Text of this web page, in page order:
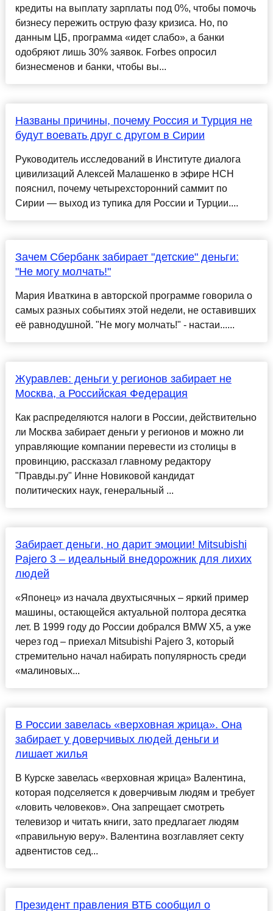
кредиты на выплату зарплаты под 0%, чтобы помочь
бизнесу пережить острую фазу кризиса. Но, по
данным ЦБ, программа «идет слабо», а банки
одобряют лишь 30% заявок. Forbes опросил
бизнесменов и банки, чтобы вы...
Названы причины, почему Россия и Турция не
будут воевать друг с другом в Сирии
Руководитель исследований в Институте диалога
цивилизаций Алексей Малашенко в эфире НСН
пояснил, почему четырехсторонний саммит по
Сирии — выход из тупика для России и Турции....
Зачем Сбербанк забирает "детские" деньги:
"Не могу молчать!"
Мария Иваткина в авторской программе говорила о
самых разных событиях этой недели, не оставивших
её равнодушной. "Не могу молчать!" - настаи......
Журавлев: деньги у регионов забирает не
Москва, а Российская Федерация
Как распределяются налоги в России, действительно
ли Москва забирает деньги у регионов и можно ли
управляющие компании перевести из столицы в
провинцию, рассказал главному редактору
"Правды.ру" Инне Новиковой кандидат
политических наук, генеральный ...
Забирает деньги, но дарит эмоции! Mitsubishi
Pajero 3 – идеальный внедорожник для лихих
людей
«Японец» из начала двухтысячных – яркий пример
машины, остающейся актуальной полтора десятка
лет. В 1999 году до России добрался BMW X5, а уже
через год – приехал Mitsubishi Pajero 3, который
стремительно начал набирать популярность среди
«малиновых...
В России завелась «верховная жрица». Она
забирает у доверчивых людей деньги и
лишает жилья
В Курске завелась «верховная жрица» Валентина,
которая подселяется к доверчивым людям и требует
«ловить человеков». Она запрещает смотреть
телевизор и читать книги, зато предлагает людям
«правильную веру». Валентина возглавляет секту
адвентистов сед...
Президент правления ВТБ сообщил о